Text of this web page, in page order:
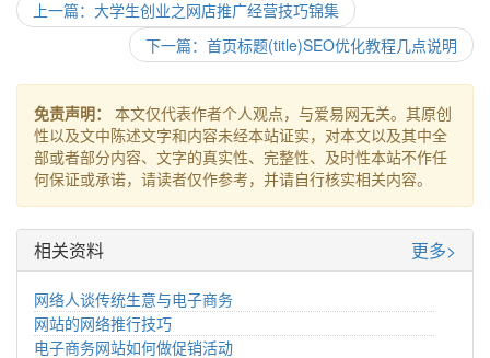
上一篇：大学生创业之网店推广经营技巧锦集
下一篇：首页标题(title)SEO优化教程几点说明
免责声明：
本文仅代表作者个人观点，与爱易网无关。其原创
性以及文中陈述文字和内容未经本站证实，对本文以及其中全
部或者部分内容、文字的真实性、完整性、及时性本站不作任
何保证或承诺，请读者仅作参考，并请自行核实相关内容。
相关资料 更多>
网络人谈传统生意与电子商务
网站的网络推行技巧
电子商务网站如何做促销活动